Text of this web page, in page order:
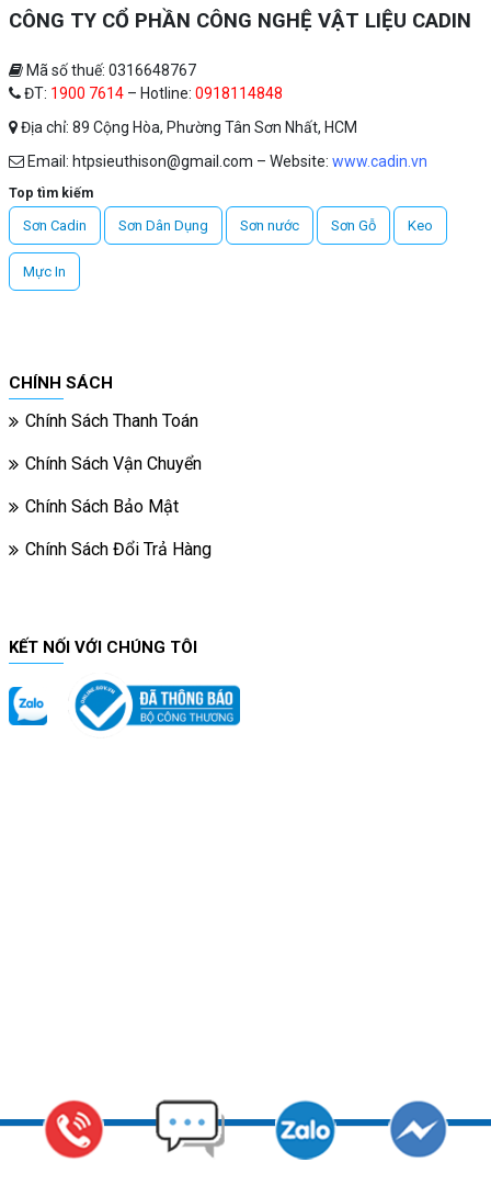
CÔNG TY CỔ PHẦN CÔNG NGHỆ VẬT LIỆU CADIN
Mã số thuế: 0316648767
ĐT: 1900 7614 – Hotline: 0918114848
Địa chỉ: 89 Cộng Hòa, Phường Tân Sơn Nhất, HCM
Email: htpsieuthison@gmail.com – Website: www.cadin.vn
Top tìm kiếm
Sơn Cadin
Sơn Dân Dụng Sơn nước Sơn Gỗ Keo
Mực In
CHÍNH SÁCH
Chính Sách Thanh Toán
Chính Sách Vận Chuyển
Chính Sách Bảo Mật
Chính Sách Đổi Trả Hàng
KẾT NỐI VỚI CHÚNG TÔI
Copyright © 2011 CADIN - Nhà sản xuất hàng đầu Việt Nam các vật